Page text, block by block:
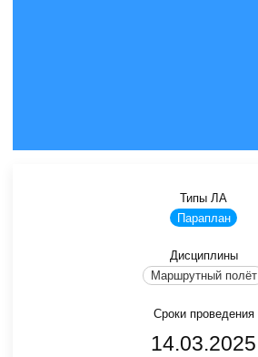
Типы ЛА
Параплан
Дисциплины
Маршрутный полёт
Сроки проведения
14.03.2025